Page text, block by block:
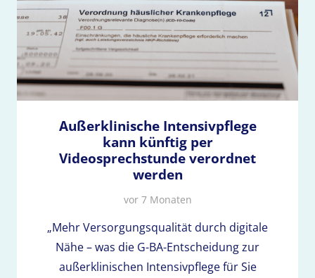
Außerklinische Intensivpflege
kann künftig per
Videosprechstunde verordnet
werden
vor 7 Monaten
„Mehr Versorgungsqualität durch digitale
Nähe – was die G-BA-Entscheidung zur
außerklinischen Intensivpflege für Sie